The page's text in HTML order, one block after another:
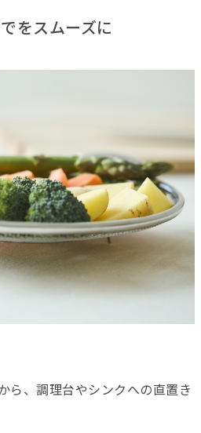
をスムーズに
ら、調理台やシンクへの直置き